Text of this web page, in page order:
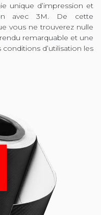
unique d’impression et
avec 3M. De cette
vous ne trouverez nulle
remarquable et une
d’utilisation les